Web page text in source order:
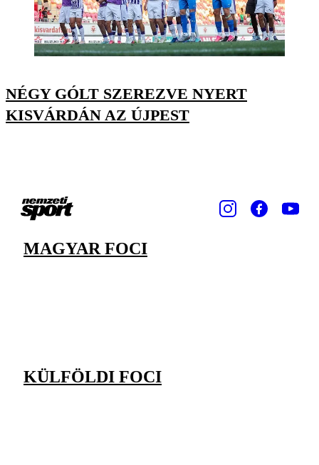
NÉGY GÓLT SZEREZVE NYERT
KISVÁRDÁN AZ ÚJPEST
MAGYAR FOCI
KÜLFÖLDI FOCI